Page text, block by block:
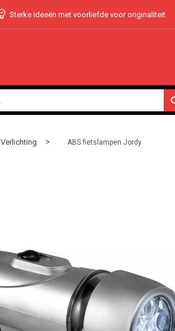
Sterke ideeën met voorliefde voor originaliteit
Verlichting > ABS fietslampen Jordy